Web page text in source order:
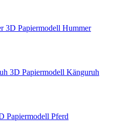
3D Papiermodell Hummer
3D Papiermodell Känguruh
Papiermodell Pferd